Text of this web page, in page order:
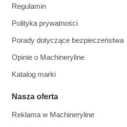
Regulamin
Polityka prywatności
Porady dotyczące bezpieczeństwa
Opinie o Machineryline
Katalog marki
Nasza oferta
Reklama w Machineryline